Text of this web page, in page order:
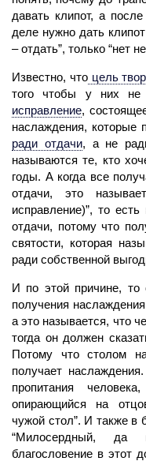
давать клипот, а после
деле нужно дать
– от­дать”, только “нет
Известно, чтоцель
того чтобы у них не
исправление,
наслаждения, которые
ради отдачи, а не
называются те, кто
годы. А когда все
отдачи, это
исправление)”, то
отдачи, потому что
святости, которая
ради собственной
И по этой причине, то
получения
а это называется, что
тогда он должен
Потому что столом
получает
пропитания
опирающийся на
чужой стол”. И также в
“Милосердный,
благословение в этот